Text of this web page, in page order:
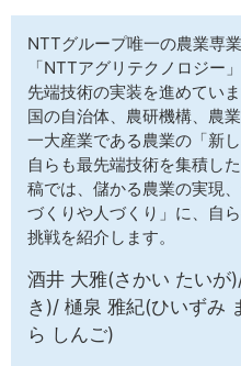
サイ
NTTグループ唯一の農業専
「NTTアグリテクノロジー
先端技術の実装を進めてい
国の自治体、農研機構、農
一大産業である農業の「新
自らも最先端技術を集積し
稿では、儲かる農業の実現
づくりや人づくり」に、自
挑戦を紹介します。
酒井 大雅(さかい たいが
き)/ 樋泉 雅紀(ひいずみ
ら しんご)